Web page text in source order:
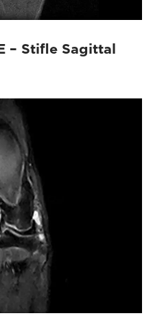
– Stifle Sagittal